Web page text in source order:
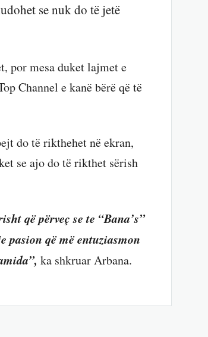
se nuk do të jetë
por mesa duket lajmet e
Channel e kanë bërë që të
do të rikthehet në ekran,
se ajo do të rikthet sërish
që përveç se te “Bana’s”
pasion që më entuziasmon
ka shkruar Arbana.